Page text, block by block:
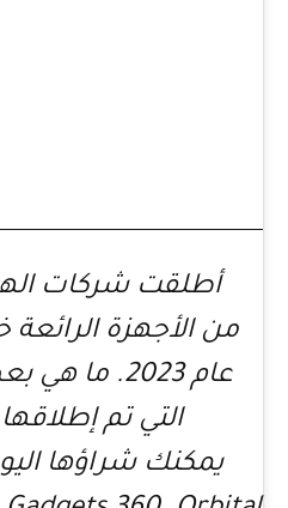
أطلقت شركات
من الأجهزة الرائعة
عام 2023.
يمكنك شراؤها